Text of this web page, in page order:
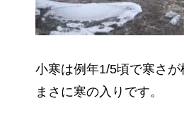
小寒は例年1/5頃で寒さが
まさに寒の入りです。